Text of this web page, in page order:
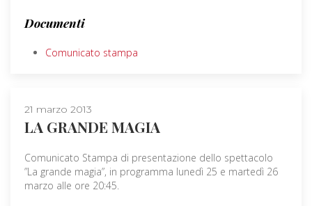
Documenti
Comunicato stampa
21 marzo 2013
LA GRANDE MAGIA
Comunicato Stampa di presentazione dello spettacolo
”La grande magia”, in programma lunedì 25 e martedì 26
marzo alle ore 20:45.